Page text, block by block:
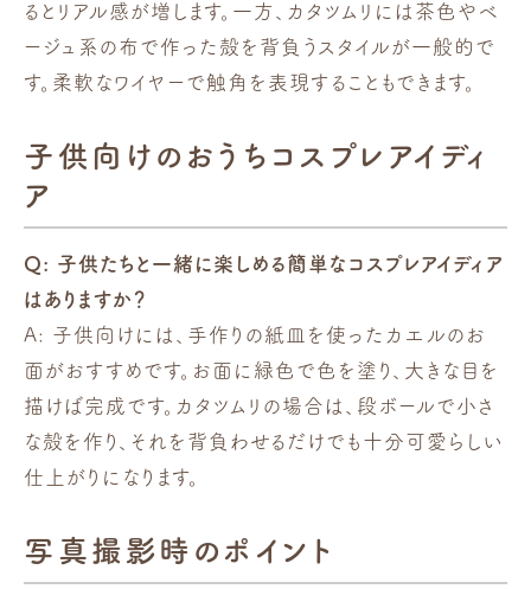
るとリアル感が増します。一方、カタツムリには茶色やベ
ージュ系の布で作った殻を背負うスタイルが一般的で
す。柔軟なワイヤーで触角を表現することもできます。
子供向けのおうちコスプレアイディ
ア
Q: 子供たちと一緒に楽しめる簡単なコスプレアイディア
はありますか？
A: 子供向けには、手作りの紙皿を使ったカエルのお
面がおすすめです。お面に緑色で色を塗り、大きな目を
描けば完成です。カタツムリの場合は、段ボールで小さ
な殻を作り、それを背負わせるだけでも十分可愛らしい
仕上がりになります。
写真撮影時のポイント